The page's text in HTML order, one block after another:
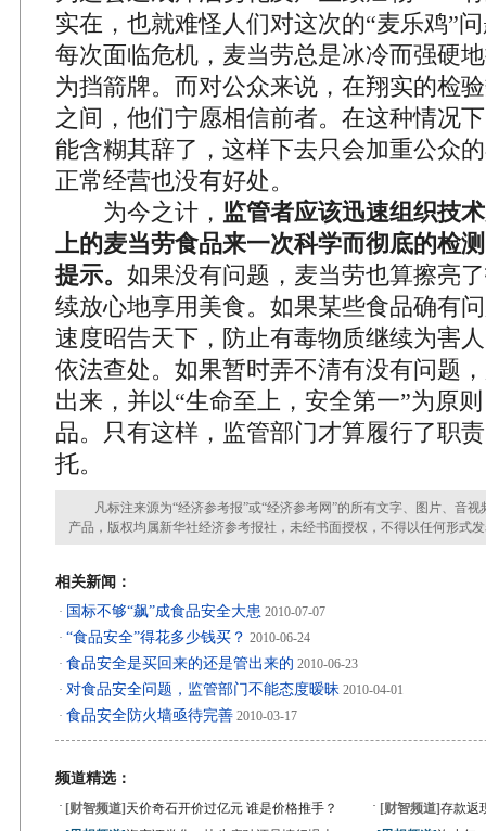
实在，也就难怪人们对这次的“麦乐鸡”
每次面临危机，麦当劳总是冰冷而强硬
为挡箭牌。而对公众来说，在翔实的检
之间，他们宁愿相信前者。在这种情况
能含糊其辞了，这样下去只会加重公众
正常经营也没有好处。
为今之计， 监管者应该迅速组织技
上的麦当劳食品来一次科学而彻底的检
提示。 如果没有问题，麦当劳也算擦亮
续放心地享用美食。如果某些食品确有
速度昭告天下，防止有毒物质继续为害
依法查处。如果暂时弄不清有没有问题
出来，并以“生命至上，安全第一”为原
品。只有这样，监管部门才算履行了职
托。
凡标注来源为“经济参考报”或“经济参考网”的所有文字、图片、音视
产品，版权均属新华社经济参考报社，未经书面授权，不得以任何形式
相关新闻：
· 国标不够“飙”成食品安全大患 2010-07-07
· “食品安全”得花多少钱买？ 2010-06-24
· 食品安全是买回来的还是管出来的 2010-06-23
· 对食品安全问题，监管部门不能态度暧昧 2010-04-01
· 食品安全防火墙亟待完善 2010-03-17
频道精选：
· [财智频道] 天价奇石开价过亿元 谁是价格推手？ · [财智频道]存款返